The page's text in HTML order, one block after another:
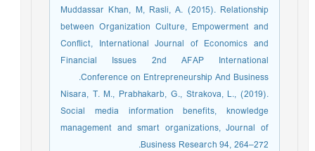
Muddassar Khan, M, Rasli, A. (2015). Relationship
between Organization Culture, Empowerment and
Conﬂict, International Journal of Economics and
Financial Issues 2nd AFAP International
Conference on Entrepreneurship And Business.
Nisara, T. M., Prabhakarb, G., Strakova, L., (2019).
Social media information benefits, knowledge
management and smart organizations, Journal of
Business Research 94, 264–272.